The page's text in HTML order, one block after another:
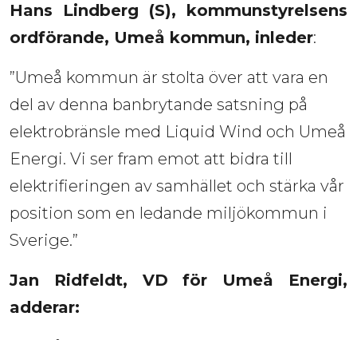
Hans Lindberg (S), kommunstyrelsens
ordförande, Umeå kommun, inleder:
”Umeå kommun är stolta över att vara en
del av denna banbrytande satsning på
elektrobränsle med Liquid Wind och Umeå
Energi. Vi ser fram emot att bidra till
elektrifieringen av samhället och stärka vår
position som en ledande miljökommun i
Sverige.”
Jan Ridfeldt, VD för Umeå Energi,
adderar: